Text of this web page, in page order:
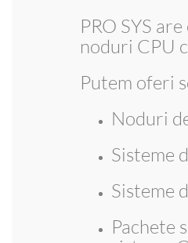
PRO SYS
noduri CPU
Putem oferi
Noduri
Sisteme
Sisteme
Pachete